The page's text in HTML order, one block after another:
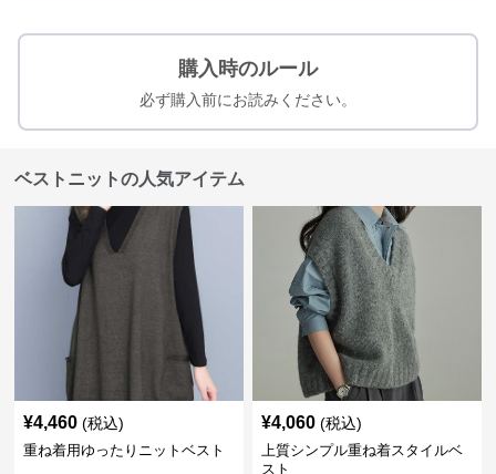
購入時のルール
必ず購入前にお読みください。
ベストニットの人気アイテム
¥4,460 (税込)
重ね着用ゆったりニットベスト
¥4,060 (税込)
上質シンプル重ね着スタイルベ
スト